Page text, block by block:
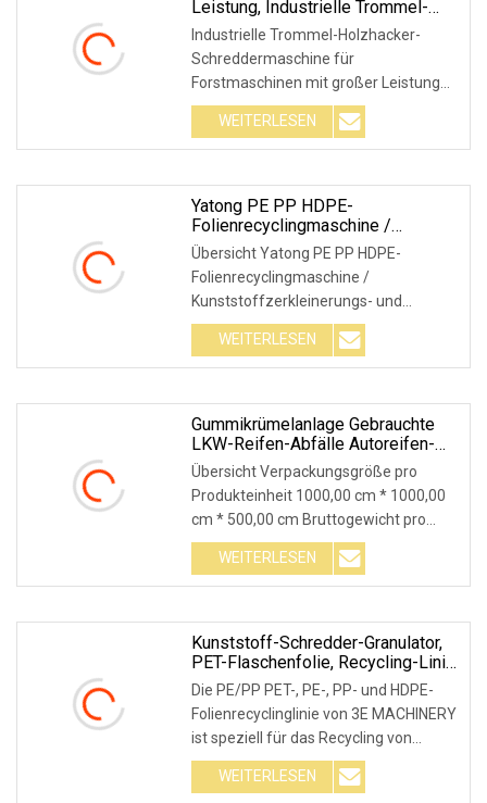
Leistung, Industrielle Trommel-
Holzhäcksler-Schreddermaschine
Industrielle Trommel-Holzhacker-
Schreddermaschine für
Forstmaschinen mit großer Leistung
Produktbeschreibung: Der
Trommelhacker ist die
Spezialausrüstung für die Herstellung
Papierfabriken verwendet,
WEITERLESEN
Yatong PE PP HDPE-
Folienrecyclingmaschine /
Kunststoffzerkleinerungs- Und
Waschmaschine / Brecher /
Schredder
Übersicht Yatong PE PP HDPE-
Folienrecyclingmaschine /
Kunststoffzerkleinerungs- und
Waschmaschine / Brecher / Schredder
Produktbeschreibung Neuartige
Abfallfolienwaschmaschine / PE-
Leistung
WEITERLESEN
Gummikrümelanlage Gebrauchte
LKW-Reifen-Abfälle Autoreifen-
Schneider-Recyclingmaschine
Preis
Übersicht Verpackungsgröße pro
Produkteinheit 1000,00 cm * 1000,00
cm * 500,00 cm Bruttogewicht pro
Produkteinheit 280,000 kg
Produktbeschreibung Hersteller einer
Altreifen-Gummi-Krümelanlage, 1000
WEITERLESEN
Kunststoff-Schredder-Granulator,
PET-Flaschenfolie, Recycling-Linie,
Verpackung Von Kunststofffolie,
PP, LDPE, HDPE, Kunststoff-
Recyclingmaschine
Die PE/PP PET-, PE-, PP- und HDPE-
Folienrecyclinglinie von 3E MACHINERY
ist speziell für das Recycling von
landwirtschaftlichen PE/PP-Folien
konzipiert, an denen viel Erde und
WEITERLESEN